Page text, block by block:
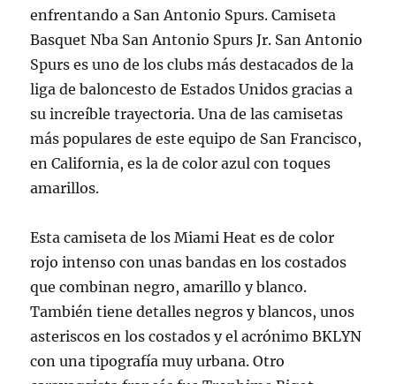
enfrentando a San Antonio Spurs. Camiseta
Basquet Nba San Antonio Spurs Jr. San Antonio
Spurs es uno de los clubs más destacados de la
liga de baloncesto de Estados Unidos gracias a
su increíble trayectoria. Una de las camisetas
más populares de este equipo de San Francisco,
en California, es la de color azul con toques
amarillos.
Esta camiseta de los Miami Heat es de color
rojo intenso con unas bandas en los costados
que combinan negro, amarillo y blanco.
También tiene detalles negros y blancos, unos
asteriscos en los costados y el acrónimo BKLYN
con una tipografía muy urbana. Otro